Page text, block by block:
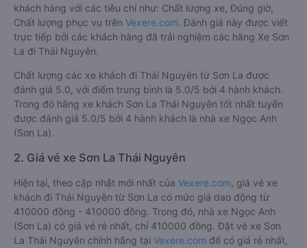
khách hàng với các tiêu chí như: Chất lượng xe, Đúng giờ,
Chất lượng phục vụ trên Vexere.com. Đánh giá này được viết
trực tiếp bởi các khách hàng đã trải nghiệm các hãng Xe Sơn
La đi Thái Nguyên.
Chất lượng các xe khách đi Thái Nguyên từ Sơn La được
đánh giá 5.0, với điểm trung bình là 5.0/5 bởi 4 hành khách.
Trong đó hãng xe khách Sơn La Thái Nguyên tốt nhất tuyến
được đánh giá 5.0/5 bởi 4 hành khách là nhà xe Ngọc Anh
(Sơn La).
2. Giá vé xe Sơn La Thái Nguyên
Hiện tại, theo cập nhật mới nhất của Vexere.com , giá vé xe
khách đi Thái Nguyên từ Sơn La có mức giá dao động từ
410000 đồng - 410000 đồng. Trong đó, nhà xe Ngọc Anh
(Sơn La) có giá vé rẻ nhất, chỉ 410000 đồng. Đặt vé xe Sơn
La Thái Nguyên chính hãng tại Vexere.com để có giá rẻ nhất,